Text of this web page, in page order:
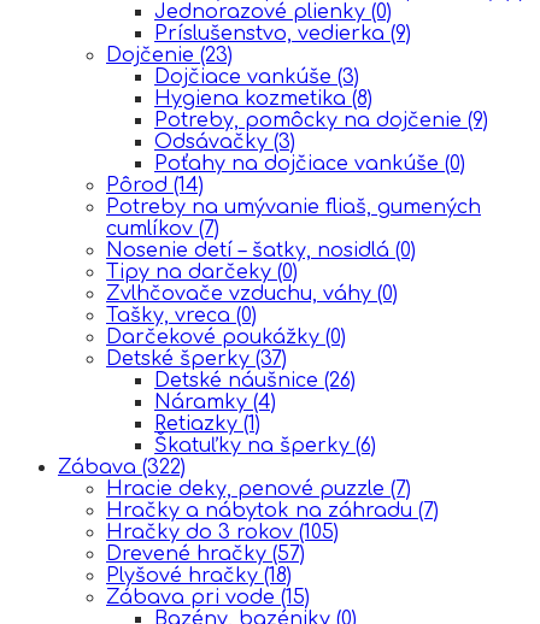
Jednorazové plienky (0)
Príslušenstvo, vedierka (9)
Dojčenie (23)
Dojčiace vankúše (3)
Hygiena kozmetika (8)
Potreby, pomôcky na dojčenie (9)
Odsávačky (3)
Poťahy na dojčiace vankúše (0)
Pôrod (14)
Potreby na umývanie fliaš, gumených
cumlíkov (7)
Nosenie detí – šatky, nosidlá (0)
Tipy na darčeky (0)
Zvlhčovače vzduchu, váhy (0)
Tašky, vreca (0)
Darčekové poukážky (0)
Detské šperky (37)
Detské náušnice (26)
Náramky (4)
Retiazky (1)
Škatuľky na šperky (6)
Zábava (322)
Hracie deky, penové puzzle (7)
Hračky a nábytok na záhradu (7)
Hračky do 3 rokov (105)
Drevené hračky (57)
Plyšové hračky (18)
Zábava pri vode (15)
Bazény, bazéniky (0)